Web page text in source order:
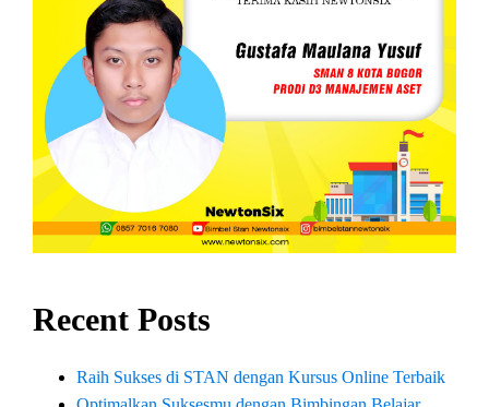
Recent Posts
Raih Sukses di STAN dengan Kursus Online Terbaik